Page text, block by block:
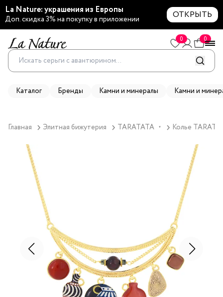
La Nature: украшения из Европы
Доп. скидка 3% на покупку в приложении ОТКРЫТЬ
0 0
Каталог Бренды Камни и минералы Камни и
Главная Элитная бижутерия TARATATA ▼ Колье